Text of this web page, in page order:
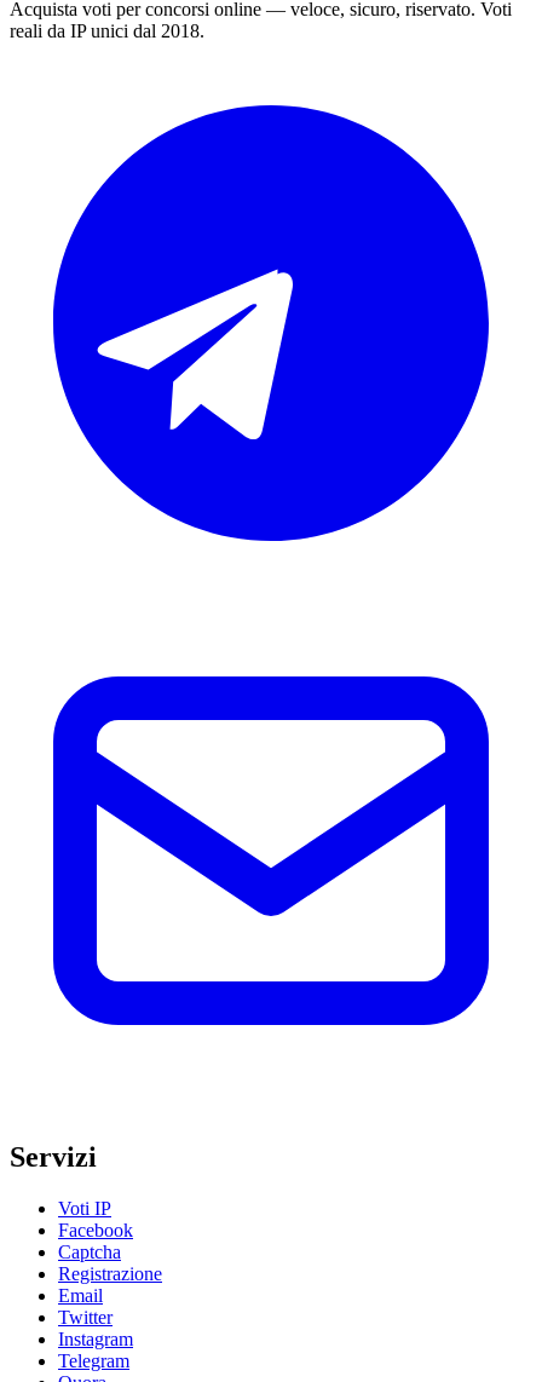
Acquista voti per concorsi online — veloce, sicuro, riservato. Voti
reali da IP unici dal 2018.
Servizi
Voti IP
Facebook
Captcha
Registrazione
Email
Twitter
Instagram
Telegram